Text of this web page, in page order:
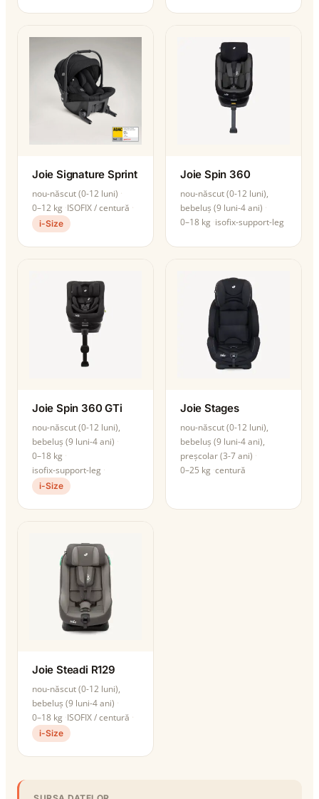
Joie Signature Sprint
nou-născut (0-12 luni)
0–12 kg ISOFIX / centură
i-Size
Joie Spin 360
nou-născut (0-12 luni),
bebeluș (9 luni-4 ani)
0–18 kg isofix-support-leg
Joie Spin 360 GTi
nou-născut (0-12 luni),
bebeluș (9 luni-4 ani)
0–18 kg
isofix-support-leg
i-Size
Joie Stages
nou-născut (0-12 luni),
bebeluș (9 luni-4 ani),
preșcolar (3-7 ani)
0–25 kg centură
Joie Steadi R129
nou-născut (0-12 luni),
bebeluș (9 luni-4 ani)
0–18 kg ISOFIX / centură
i-Size